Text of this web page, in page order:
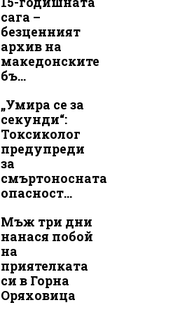
сага –
безценният
архив на
македонските
бъ...
„Умира се за
секунди“:
Токсиколог
предупреди
за
смъртоносната
опасност...
Мъж три дни
нанася побой
на
приятелката
си в Горна
Оряховица